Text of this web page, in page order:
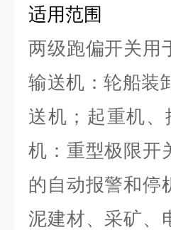
适用范围
两级跑偏开关用
输送机：轮船装
送机；起重机
机：重型极限开
的自动报警和停
泥建材、采矿、